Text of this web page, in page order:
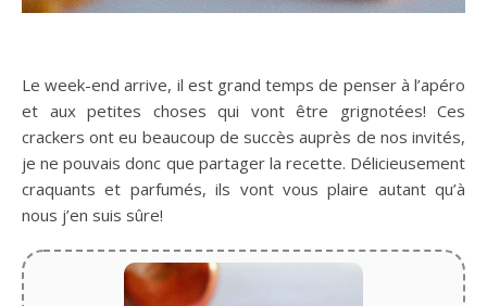
Le week-end arrive, il est grand temps de penser à l’apéro
et aux petites choses qui vont être grignotées! Ces
crackers ont eu beaucoup de succès auprès de nos invités,
je ne pouvais donc que partager la recette. Délicieusement
craquants et parfumés, ils vont vous plaire autant qu’à
nous j’en suis sûre!